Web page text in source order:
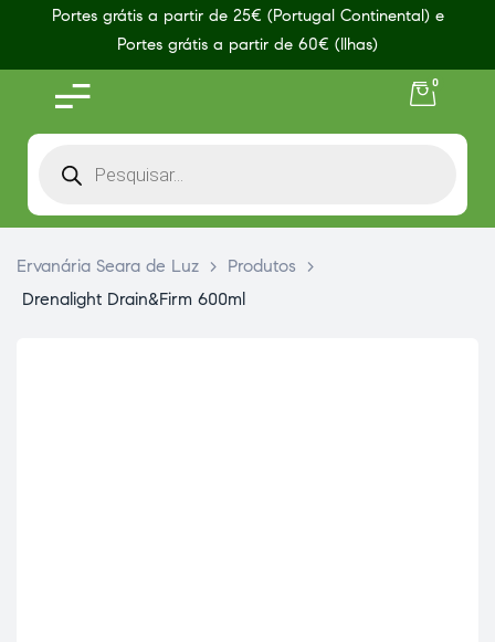
Portes grátis a partir de 25€ (Portugal Continental) e
Portes grátis a partir de 60€ (Ilhas)
0
Ervanária Seara de Luz > Produtos
>
Drenalight Drain&Firm 600ml